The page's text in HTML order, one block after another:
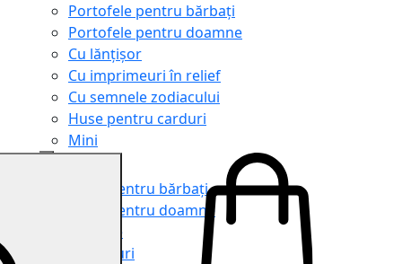
Portofele pentru bărbați
Portofele pentru doamne
Cu lănțișor
Cu imprimeuri în relief
Cu semnele zodiacului
Huse pentru carduri
Mini
Genți pentru bărbați
Genți pentru doamne
Serviete
Rucsacuri